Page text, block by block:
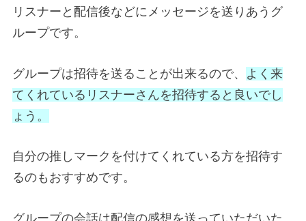
リスナーと配信後などにメッセージを送りあうグ
ループです。
グループは招待を送ることが出来るので、 よく来
てくれているリスナーさんを招待すると良いでし
ょう。
自分の推しマークを付けてくれている方を招待す
るのもおすすめです。